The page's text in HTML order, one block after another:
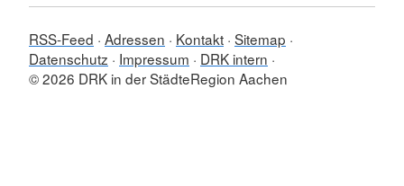
RSS-Feed Adressen Kontakt Sitemap
Datenschutz
Impressum
DRK intern
© 2026 DRK in der StädteRegion Aachen